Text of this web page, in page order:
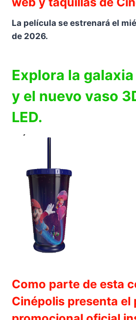
La película se estrenará el
de 2026.
Explora la
y el nuevo vaso
LED.
Como parte de esta
Cinépolis presenta el